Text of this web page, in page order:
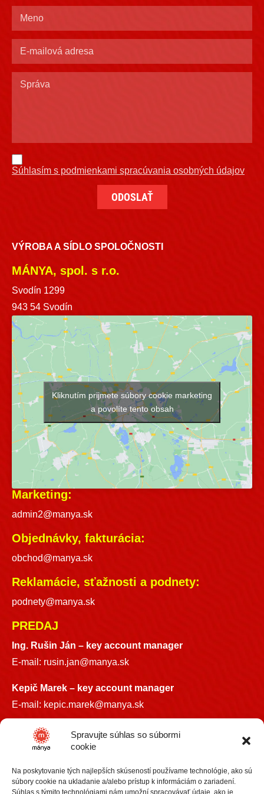
Spravujte súhlas so súbormi
cookie
Na poskytovanie tých najlepších skúseností používame technológie, ako sú
súbory cookie na ukladanie a/alebo prístup k informáciám o zariadení.
Súhlas s týmito technológiami nám umožní spracovávať údaje, ako je
Súhlasím s podmienkami spracúvania osobných údajov
VÝROBA A SÍDLO SPOLOČNOSTI
MÁNYA, spol. s r.o.
Svodín 1299
943 54 Svodín
Kliknutím prijmete súbory cookie marketing
a povolíte tento obsah
Marketing:
admin2@manya.sk
Objednávky, fakturácia:
obchod@manya.sk
Reklamácie, sťažnosti a podnety:
podnety@manya.sk
PREDAJ
Ing. Rušin Ján – key account manager
E-mail: rusin.jan@manya.sk
Kepič Marek – key account manager
E-mail: kepic.marek@manya.sk
+421 918 841899
info@manya.sk